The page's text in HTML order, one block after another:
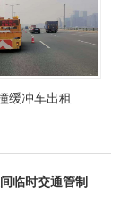
缓冲车出租
临时交通管制